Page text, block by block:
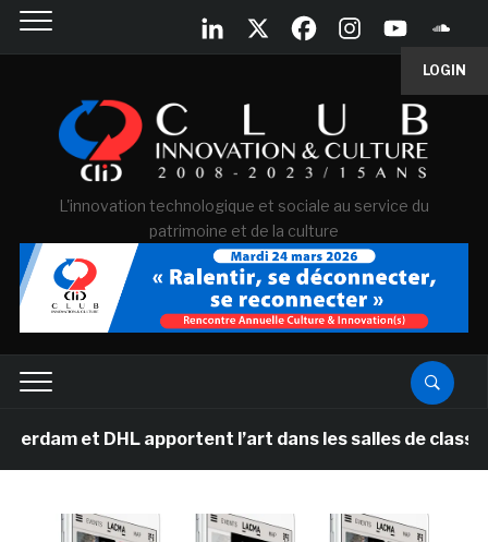
LOGIN
L'innovation technologique et sociale au service du
patrimoine et de la culture
et DHL apportent l’art dans les salles de classe des